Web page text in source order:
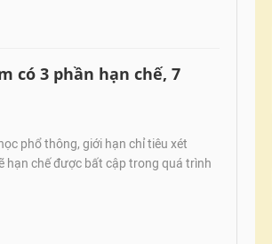
có 3 phần hạn chế, 7
phổ thông, giới hạn chỉ tiêu xét
hạn chế được bất cập trong quá trình